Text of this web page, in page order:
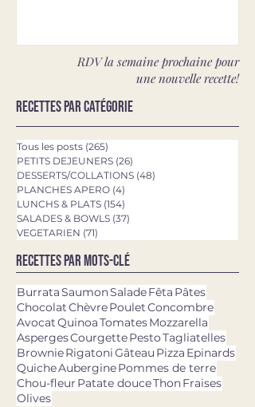
RDV la semaine prochaine pour
une nouvelle recette!
Recettes par catégorie
Tous les posts (265)
PETITS DEJEUNERS (26)
DESSERTS/COLLATIONS (48)
PLANCHES APERO (4)
LUNCHS & PLATS (154)
SALADES & BOWLS (37)
VEGETARIEN (71)
Recettes par mots-clé
BurrataSaumonSaladeFêta Pâtes
ChocolatChèvrePouletConcombre
AvocatQuinoaTomatesMozzarella
AspergesCourgettePestoTagliatelles
BrownieRigatoniGâteau Pizza Epinards
QuicheAuberginePommes de terre
Chou-fleur Patate douceThonFraises
Olives